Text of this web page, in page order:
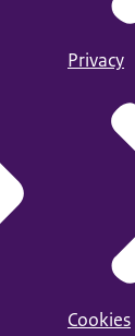
Privacy
Cookies